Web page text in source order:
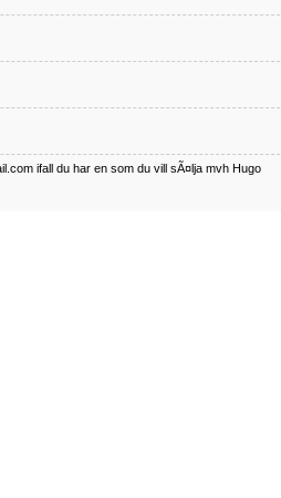
ifall du har en som du vill sÃ¤lja mvh Hugo